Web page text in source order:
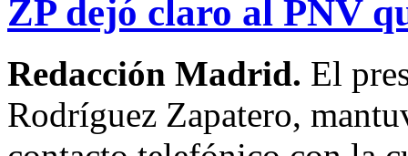
ZP dejó claro al PNV
Redacción Madrid. El
Rodríguez Zapatero,